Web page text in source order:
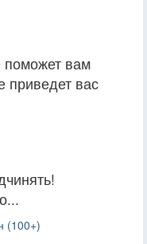
поможет вам
приведет вас
(100+)